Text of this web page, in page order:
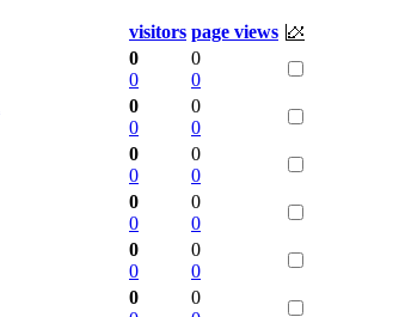
visitors page views
0
0
0
0
0
0
0
0
0
0
0
0
0
0
0
0
0
0
0
0
0
0